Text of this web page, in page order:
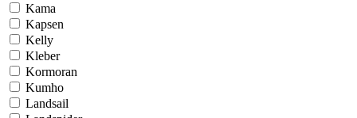
Kama
Kapsen
Kelly
Kleber
Kormoran
Kumho
Landsail